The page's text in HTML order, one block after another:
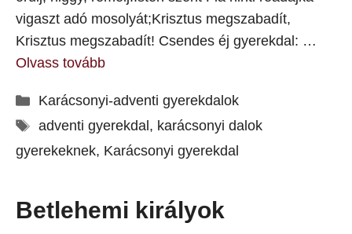
vigaszt adó mosolyát;Krisztus megszabadít,
Krisztus megszabadít! Csendes éj gyerekdal: …
Olvass tovább
Kategória
Karácsonyi-adventi gyerekdalok
Címkék
adventi gyerekdal , karácsonyi dalok
gyerekeknek, Karácsonyi gyerekdal
Betlehemi királyok